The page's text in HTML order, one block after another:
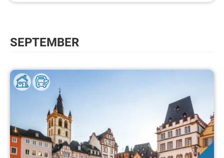
SEPTEMBER